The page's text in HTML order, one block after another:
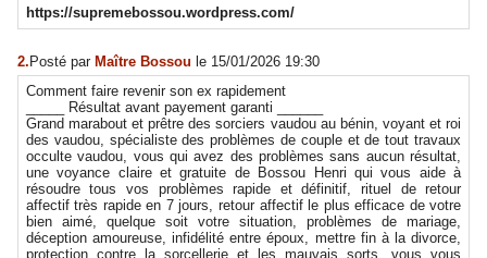
https://supremebossou.wordpress.com/
2.Posté par Maître Bossou le 15/01/2026 19:30
Comment faire revenir son ex rapidement
_____ Résultat avant payement garanti ______
Grand marabout et prêtre des sorciers vaudou au bénin, voyant et roi
des vaudou, spécialiste des problèmes de couple et de tout travaux
occulte vaudou, vous qui avez des problèmes sans aucun résultat,
une voyance claire et gratuite de Bossou Henri qui vous aide à
résoudre tous vos problèmes rapide et définitif, rituel de retour
affectif très rapide en 7 jours, retour affectif le plus efficace de votre
bien aimé, quelque soit votre situation, problèmes de mariage,
déception amoureuse, infidélité entre époux, mettre fin à la divorce,
protection contre la sorcellerie et les mauvais sorts, vous vous